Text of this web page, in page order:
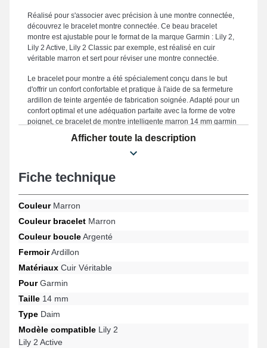
Réalisé pour s'associer avec précision à une montre connectée,
découvrez le bracelet montre connectée. Ce beau bracelet
montre est ajustable pour le format de la marque Garmin : Lily 2,
Lily 2 Active, Lily 2 Classic par exemple, est réalisé en cuir
véritable marron et sert pour réviser une montre connectée.
Le bracelet pour montre a été spécialement conçu dans le but
d'offrir un confort confortable et pratique à l'aide de sa fermeture
ardillon de teinte argentée de fabrication soignée. Adapté pour un
confort optimal et une adéquation parfaite avec la forme de votre
poignet, ce bracelet de montre intelligente marron 14 mm garmin
est large de 14 mm. Ce "bracelet de montre intelligente marron
14 mm garmin" brille grâce à sa résistance, représentant une
option optimale destinée à remplacer un bracelet endommagé ou
élégance intemporelle et praticité dans le but de répondre aux
attentes des adeptes de confort, la teinte marron inspire une
modernité sophistiquée et cela se marie élégamment à toutes les
occasions. Installé avec ce format de bracelet de montre
connectée, il est convenable à ce format avec les modèles Lily 2,
fermoir ardillon est de qualité supérieure. Grâce à son
adaptabilité, ce bracelet montre connectée Garmin s'ajuste
Afficher toute la description
Fiche technique
CouleurMarron
Couleur bracelet Marron
Couleur boucleArgenté
FermoirArdillon
Matériaux Cuir Véritable
PourGarmin
Taille 14 mm
Type Daim
Modèle compatible Lily 2
Lily 2 Active